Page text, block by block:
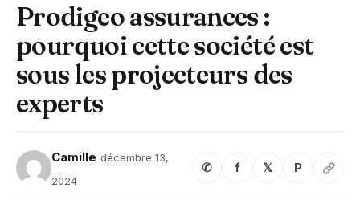
Prodigeo assurances :
pourquoi cette société est
sous les projecteurs des
experts
Camille décembre 13,
2024
✆ f 𝕏 P